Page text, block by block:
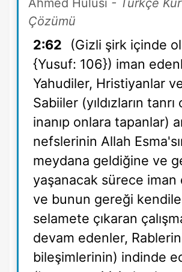
Ahmed Hulusi - Türkçe
Çözümü
2:62
(Gizli şirk içinde
{Yusuf: 106}) iman
Yahudiler, Hristiyanlar
Sabiiler (yıldızların
inanıp onlara tapanlar)
nefslerinin Allah
meydana geldiğine ve
yaşanacak sürece iman
ve bunun gereği
selamete çıkaran
devam edenler,
bileşimlerinin) indinde